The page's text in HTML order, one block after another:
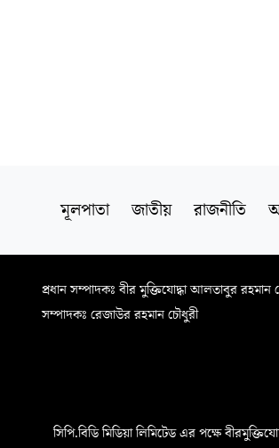
মূলপাতা জাতীয় রাজনীতি
প্রধান সম্পাদকঃ বীর মুক্তিযোদ্ধা আলতাবুর রহমান
সম্পাদকঃ রেজাউর রহমান চৌধুরী
সিপি.বিডি মিডিয়া লিমিটেড এর পক্ষে